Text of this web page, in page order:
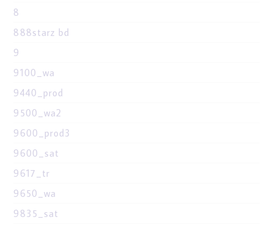
8
888starz bd
9
9100_wa
9440_prod
9500_wa2
9600_prod3
9600_sat
9617_tr
9650_wa
9835_sat